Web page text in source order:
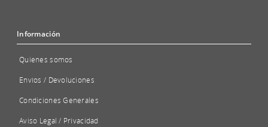
Información
Quienes somos
Envíos / Devoluciones
Condiciones Generales
Aviso Legal / Privacidad